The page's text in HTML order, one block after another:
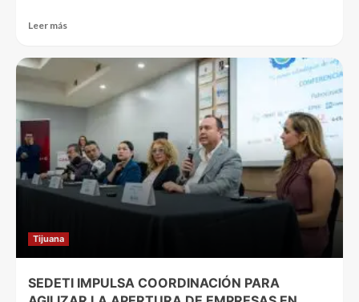
Leer más
Tijuana
SEDETI IMPULSA COORDINACIÓN PARA